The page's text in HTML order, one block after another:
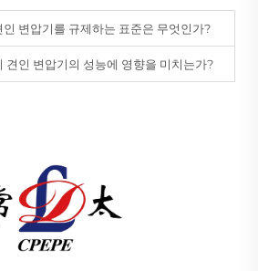
인 변압기를 규제하는 표준은 무엇인가?
견인 변압기의 성능에 영향을 미치는가?